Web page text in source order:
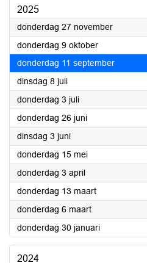
2025
donderdag 27 november2025
donderdag 9 oktober2025
donderdag 11 september2025
dinsdag 8 juli2025
donderdag 3 juli2025
donderdag 26 juni2025
dinsdag 3 juni2025
donderdag 15 mei2025
donderdag 3 april2025
donderdag 13 maart2025
donderdag 6 maart2025
donderdag 30 januari2025
2024